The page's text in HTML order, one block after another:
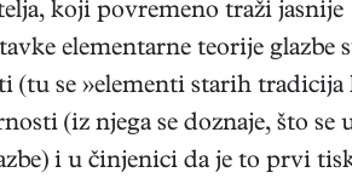
koji povremeno traži jasnije
elementarne teorije glazbe
(tu se »elementi starih tradicija
(iz njega se doznaje, što se
i u činjenici da je to prvi